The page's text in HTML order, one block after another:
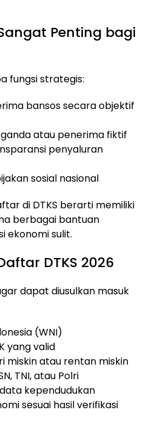
Penting bagi
fungsi strategis:
bansos secara objektif
atau penerima fiktif
penyaluran
sosial nasional
di DTKS berarti memiliki
berbagai bantuan
ekonomi sulit.
DTKS 2026
dapat diusulkan masuk
(WNI)
yang valid
miskin atau rentan miskin
TNI, atau Polri
kependudukan
sesuai hasil verifikasi